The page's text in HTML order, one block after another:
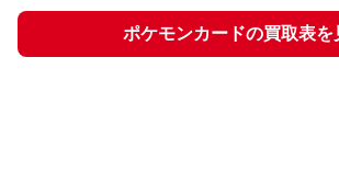
ポケモンカードの買取表を